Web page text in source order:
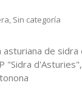
, Sin categoría
asturiana de
"Sidra